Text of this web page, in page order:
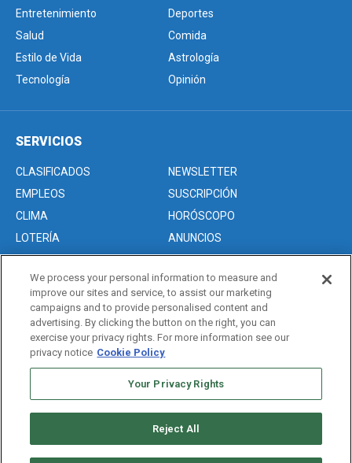
Entretenimiento
Deportes
Salud
Comida
Estilo de Vida
Astrología
Tecnología
Opinión
SERVICIOS
CLASIFICADOS
NEWSLETTER
EMPLEOS
SUSCRIPCIÓN
CLIMA
HORÓSCOPO
LOTERÍA
ANUNCIOS
Acerca de nosotros
Advertise with Us/Anuncios
Politica de Privacidad
Editorial Guidelines
We process your personal information to measure and
improve our sites and service, to assist our marketing
campaigns and to provide personalised content and
advertising. By clicking the button on the right, you can
exercise your privacy rights. For more information see our
privacy notice Cookie Policy
Your Privacy Rights
Reject All